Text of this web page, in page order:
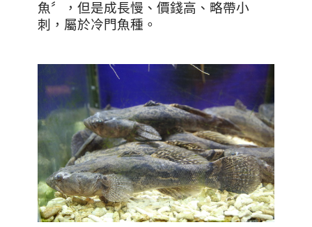
魚〞，但是成長慢、價錢高、略帶小
刺，屬於冷門魚種。